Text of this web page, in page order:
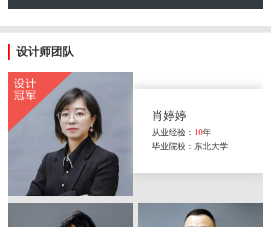
设计师团队
肖婷婷
从业经验： 10年
毕业院校：东北大学